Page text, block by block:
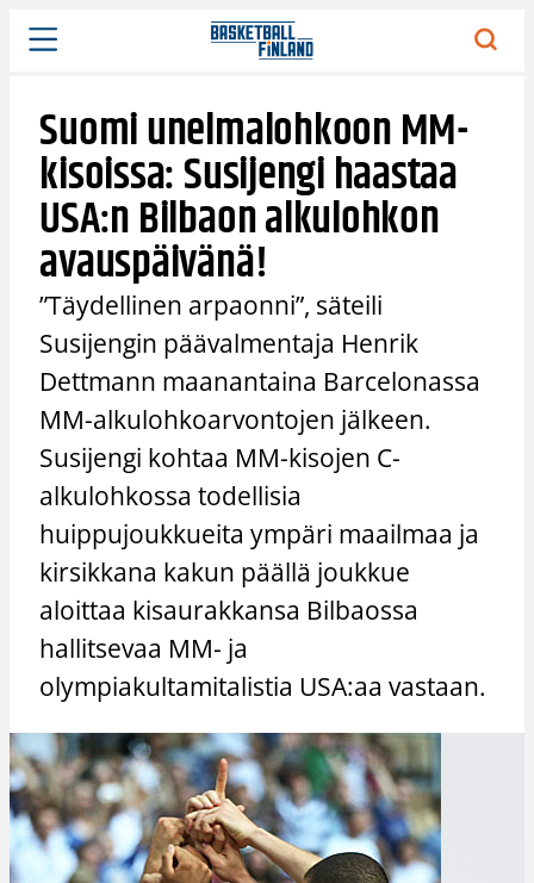
Siirry
sisältöön
Suomi unelmalohkoon MM-
kisoissa: Susijengi haastaa
USA:n Bilbaon alkulohkon
avauspäivänä!
”Täydellinen arpaonni”, säteili
Susijengin päävalmentaja Henrik
Dettmann maanantaina Barcelonassa
MM-alkulohkoarvontojen jälkeen.
Susijengi kohtaa MM-kisojen C-
alkulohkossa todellisia
huippujoukkueita ympäri maailmaa ja
kirsikkana kakun päällä joukkue
aloittaa kisaurakkansa Bilbaossa
hallitsevaa MM- ja
olympiakultamitalistia USA:aa vastaan.